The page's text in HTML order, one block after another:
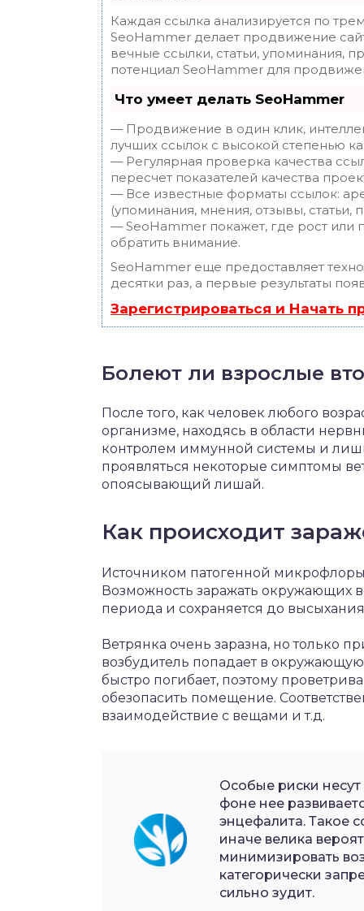
Каждая ссылка анализируется по
SeoHammer делает продвижение
вечные ссылки, статьи, упоминания,
потенциал SeoHammer для
Что умеет делать SeoHammer
— Продвижение в один клик,
лучших ссылок с высокой степенью
— Регулярная проверка качества
пересчет показателей качества
— Все известные форматы ссылок:
(упоминания, мнения, отзывы, статьи,
— SeoHammer покажет, где рост или
обратить внимание.
SeoHammer еще предоставляет
десятки раз, а первые результаты
Зарегистрироваться и Начать
Болеют ли взрослые
После того, как человек любого
организме, находясь в области
контролем иммунной системы и
проявляться некоторые симптомы
опоясывающий лишай.
Как происходит
Источником патогенной
Возможность заражать окружающих
периода и сохраняется до
Ветрянка очень заразна, но только
возбудитель попадает в
быстро погибает, поэтому
обезопасить помещение.
взаимодействие с вещами и т.д.
Особые риски несут
фоне нее
энцефалита. Такое
иначе велика
минимизировать
категорически
сильно зудит.